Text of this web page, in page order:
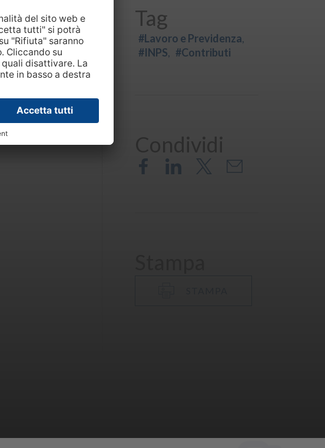
Tag
#Lavoro e Previdenza
#INPS
#Contributi
Condividi